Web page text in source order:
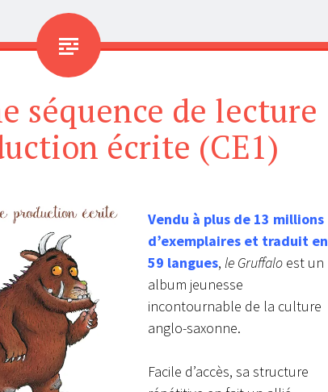
séquence de lecture
écrite (CE1)
Vendu à plus de 13 millions
d’exemplaires et traduit en
59 langues, le Gruffalo est un
album jeunesse
incontournable de la culture
anglo-saxonne.
Facile d’accès, sa structure